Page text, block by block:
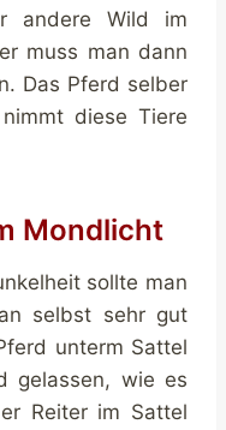
andere Wild im
muss man dann
Das Pferd selber
diese Tiere
Mondlicht
sollte man
selbst sehr gut
unterm Sattel
gelassen, wie es
Reiter im Sattel